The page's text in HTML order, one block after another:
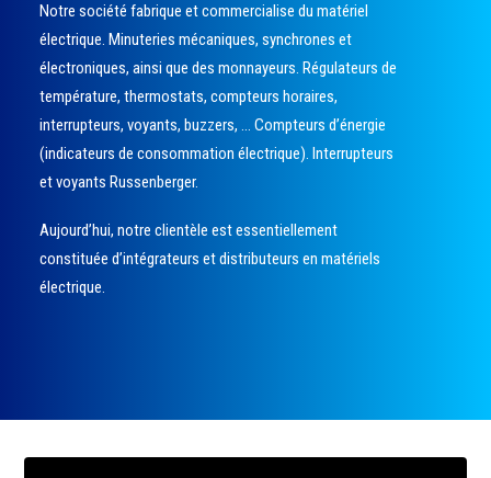
Notre société fabrique et commercialise du matériel
électrique. Minuteries mécaniques, synchrones et
électroniques, ainsi que des monnayeurs. Régulateurs de
température, thermostats, compteurs horaires,
interrupteurs, voyants, buzzers, … Compteurs d’énergie
(indicateurs de consommation électrique). Interrupteurs
et voyants Russenberger.
Aujourd’hui, notre clientèle est essentiellement
constituée d’intégrateurs et distributeurs en matériels
électrique.